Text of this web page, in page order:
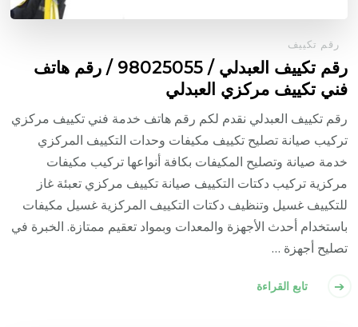
رقم تكييف
رقم تكييف العبدلي / 98025055 / رقم هاتف
فني تكييف مركزي العبدلي
رقم تكييف العبدلي نقدم لكم رقم هاتف خدمة فني تكييف مركزي
تركيب صيانة تصليح تكييف مكيفات وحدات التكييف المركزي
خدمة صيانة وتصليح المكيفات بكافة أنواعها تركيب مكيفات
مركزية تركيب دكتات التكييف صيانة تكييف مركزي تعبئة غاز
للتكييف غسيل وتنظيف دكتات التكييف المركزية غسيل مكيفات
باستخدام أحدث الأجهزة والمعدات وبمواد تعقيم ممتازة. الخبرة في
تصليح أجهزة …
تابع القراءة